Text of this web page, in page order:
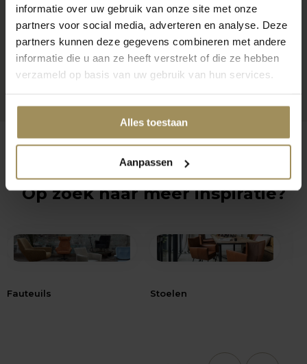
informatie over uw gebruik van onze site met onze
partners voor social media, adverteren en analyse. Deze
partners kunnen deze gegevens combineren met andere
informatie die u aan ze heeft verstrekt of die ze hebben
verzameld op basis van uw gebruik van hun services.
Alles toestaan
Aanpassen
Op zoek naar meer inspiratie?
Fauteuils Stoelen